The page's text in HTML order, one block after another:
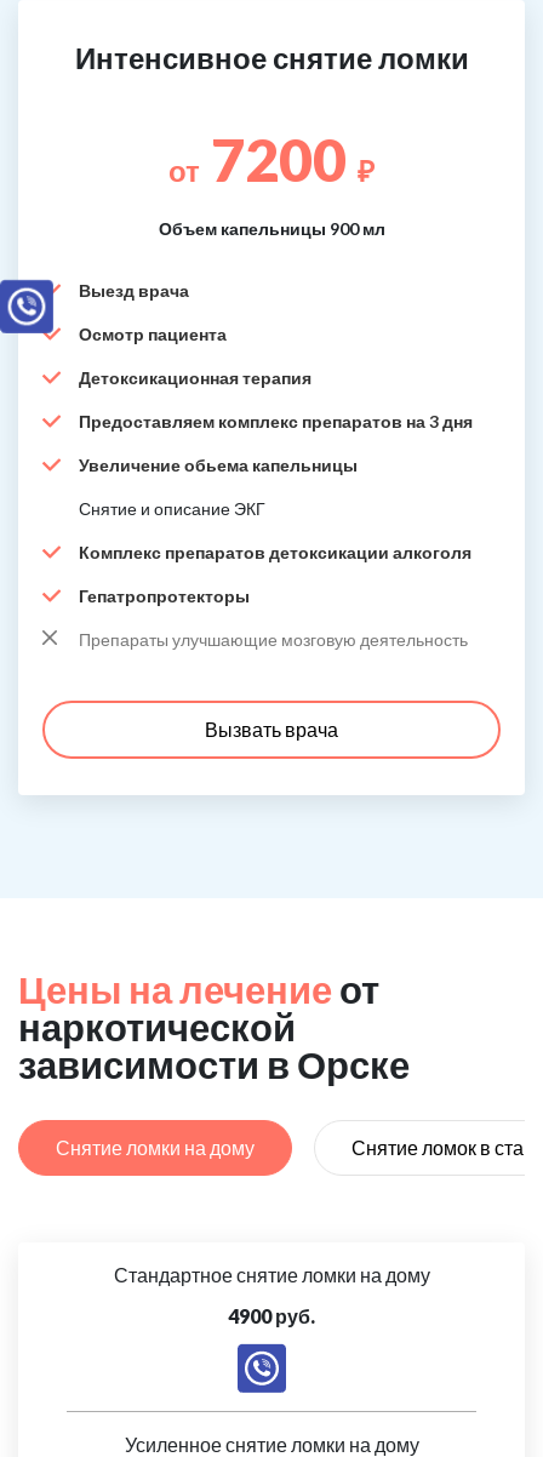
Интенсивное снятие ломки
от 7200 ₽
Объем капельницы 900 мл
Выезд врача
Осмотр пациента
Детоксикационная терапия
Предоставляем комплекс препаратов на 3 дня
Увеличение обьема капельницы
Снятие и описание ЭКГ
Комплекс препаратов детоксикации алкоголя
Гепатропротекторы
Препараты улучшающие мозговую деятельность
Вызвать врача
Цены на лечение от
наркотической
зависимости в Орске
Снятие ломки на дому Снятие ломок в
Стандартное снятие ломки на дому
4900 руб.
Усиленное снятие ломки на дому